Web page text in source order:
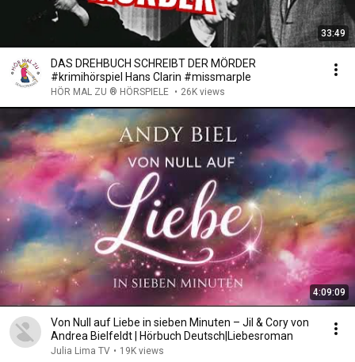
33:49
DAS DREHBUCH SCHREIBT DER MÖRDER
#krimihörspiel Hans Clarin #missmarple
HÖR MAL ZU ® HÖRSPIELE • 26K views
4:09:09
Von Null auf Liebe in sieben Minuten – Jil & Cory von
Andrea Bielfeldt | Hörbuch Deutsch|Liebesroman
Julia Lima TV • 19K views